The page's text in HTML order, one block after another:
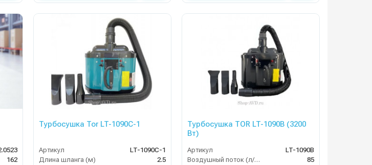
162
Турбосушка Tor LT-1090C-1
Артикул
LT-1090C-1
Длина шланга (м)
2.5
Турбосушка TOR LT-1090B (3200
Вт)
Артикул
LT-1090B
Воздушный поток (л/сек)
85